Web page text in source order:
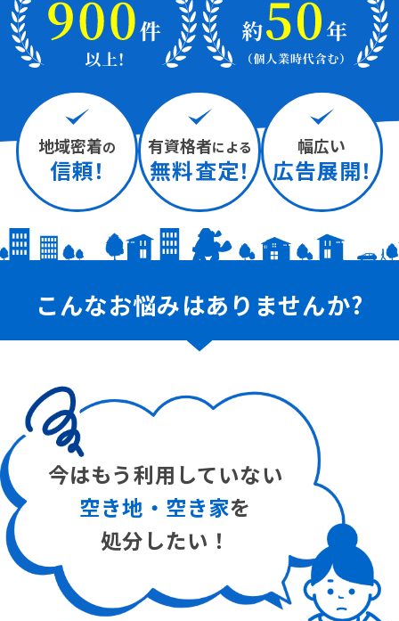
地域密着の
信頼
有資格者による
無料査定
幅広い
広告展開
こんなお悩みはありませんか?
県外に居住
今はもう利用していない
空き地・空き家を
処分したい！
相続
ローンの支払い